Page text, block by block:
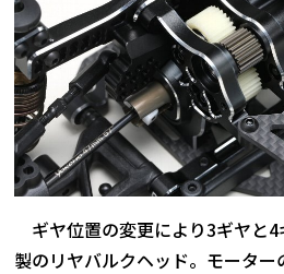
ギヤ位置の変更により3ギヤと4
製のリヤバルクヘッド。モーター